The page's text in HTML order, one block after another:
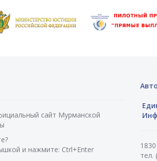
сайт Мурманской
и нажмите: Ctrl+Enter
тел.